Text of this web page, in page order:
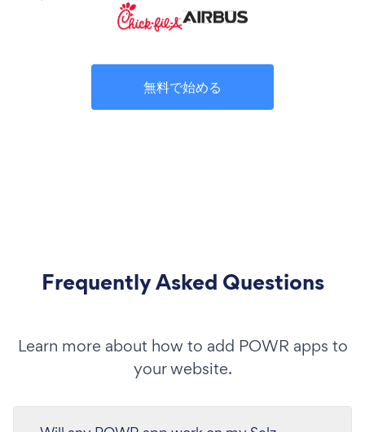
無料で始める
Frequently Asked Questions
Learn more about how to add POWR apps to
your website.